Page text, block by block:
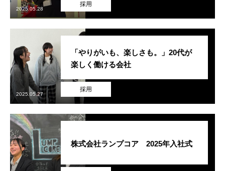
採用
2025.05.28
採用
「やりがいも、楽しさも。」20代が
楽しく働ける会社
2025.05.27
株式会社ランプコア 2025年入社式